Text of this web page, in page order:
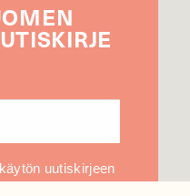
uutiskirjeen